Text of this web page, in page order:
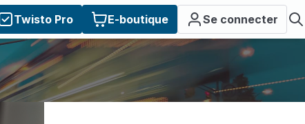
Twisto Pro E-boutique Se connecter